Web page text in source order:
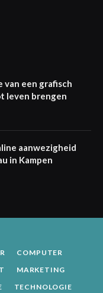
van een grafisch
leven brengen
aanwezigheid
in Kampen
COMPUTER
MARKETING
TECHNOLOGIE